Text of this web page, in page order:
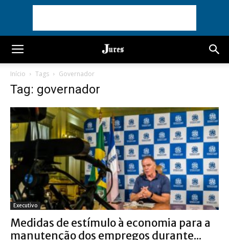
Início Tags Governador
Tag: governador
Executivo
Medidas de estímulo à economia para a
manutenção dos empregos durante...